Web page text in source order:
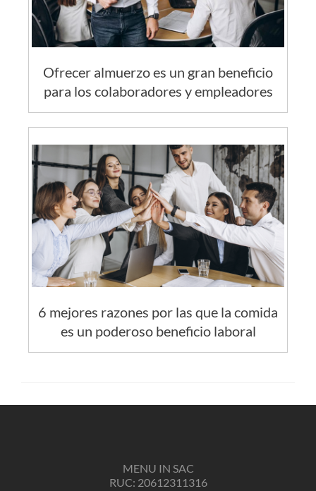
Ofrecer almuerzo es un gran beneficio
para los colaboradores y empleadores
6 mejores razones por las que la comida
es un poderoso beneficio laboral
MENU IN SAC
RUC: 20612311316